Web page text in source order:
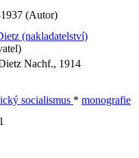
(Autor)
(nakladatelství)
Nachf., 1914
socialismus * monografie